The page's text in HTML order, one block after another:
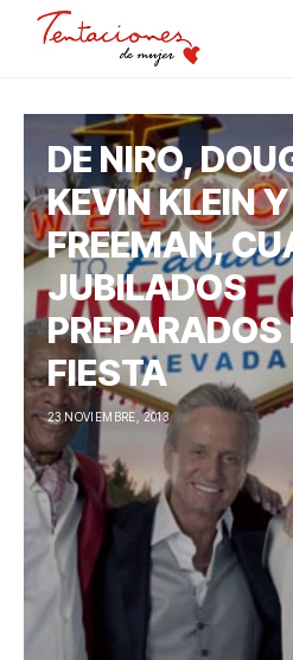
DE NIRO,
KEVIN KLEIN
FREEMAN,
JUBILADOS
FIESTA
23 NOVIEMBRE, 2013